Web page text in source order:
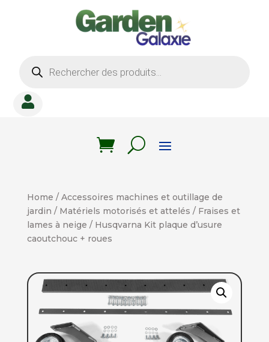
produits

Home / Accessoires machines et outillage de
jardin / Matériels motorisés et attelés / Fraises et
lames à neige / Husqvarna Kit plaque d’usure
caoutchouc + roues